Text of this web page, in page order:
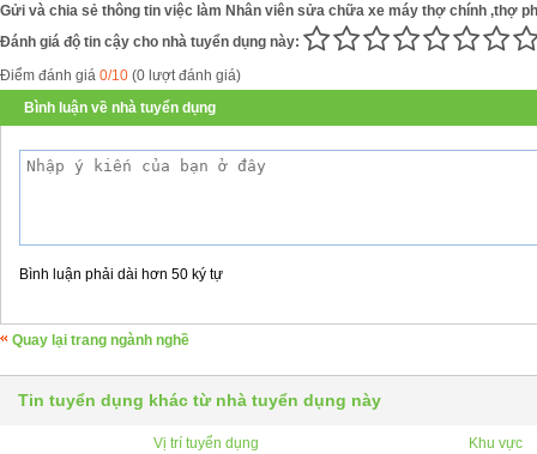
Gửi và chia sẻ thông tin việc làm Nhân viên sửa chữa xe máy thợ chính ,thợ
Đánh giá độ tin cậy cho nhà tuyển dụng này:
Điểm đánh giá 0/10 (0 lượt đánh giá)
Bình luận về nhà tuyển dụng
Bình luận phải dài hơn 50 ký tự
Quay lại trang ngành nghề
Tin tuyển dụng khác từ nhà tuyển dụng này
Vị trí tuyển dụng Khu vực